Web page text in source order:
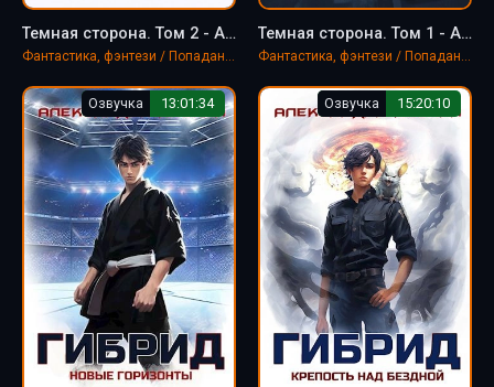
Темная сторона. Том 2 - Александра Лисина
Фантастика, фэнтези / Попаданцы
Темная сторона. Том 1 - Александра Лисина
Фантастика, фэнтези / Попаданцы
Озвучка 13:01:34 Озвучка 15:20:10